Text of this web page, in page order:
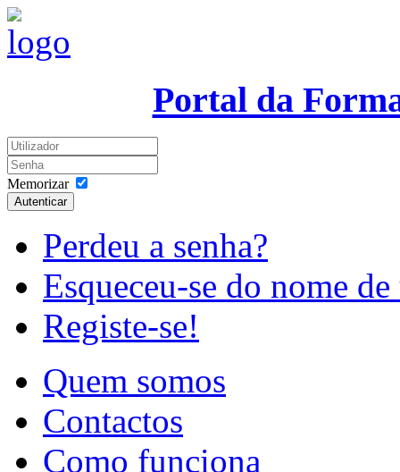
Portal da
Memorizar
Autenticar
Perdeu a senha?
Esqueceu-se do nome
Registe-se!
Quem somos
Contactos
Como funciona